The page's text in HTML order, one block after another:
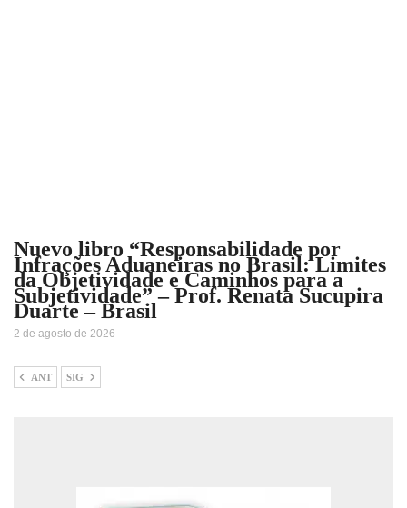
Nuevo libro “Responsabilidade por
Infrações Aduaneiras no Brasil: Limites
da Objetividade e Caminhos para a
Subjetividade” – Prof. Renata Sucupira
Duarte – Brasil
2 de agosto de 2026
ANT SIG